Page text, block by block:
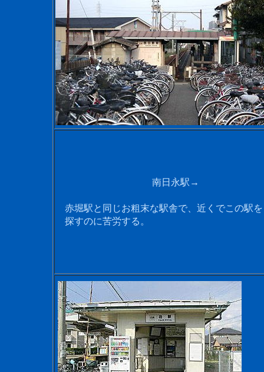
南日永駅→
赤堀駅と同じお粗末な駅舎で、近くでこの駅を
探すのに苦労する。